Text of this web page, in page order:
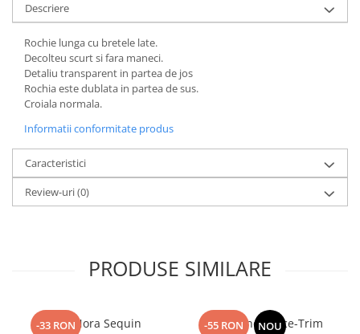
Descriere
Rochie lunga cu bretele late.
Decolteu scurt si fara maneci.
Detaliu transparent in partea de jos
Rochia este dublata in partea de sus.
Croiala normala.
Informatii conformitate produs
Caracteristici
Review-uri(0)
PRODUSE SIMILARE
-33 RONTop Nora Sequin
-55 RON NOU
Fusta Linen Lace-Trim